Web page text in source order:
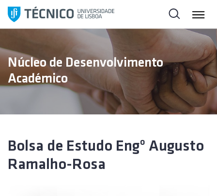
l
a
a
a
Núcleo de Desenvolvimento
Académico
Bolsa de Estudo Engº Augusto
Ramalho-Rosa